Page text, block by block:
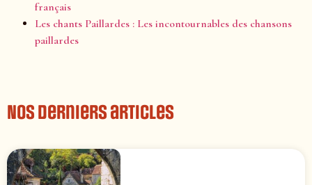
français
Les chants Paillardes : Les incontournables des chansons
paillardes
Nos derniers articles